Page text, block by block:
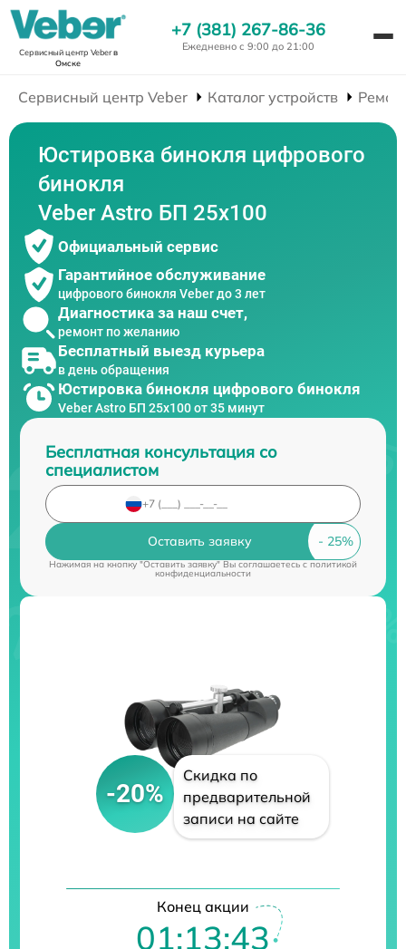
Сервисный центр Veberв
Омске
+7 (381) 267-86-36
Ежедневно с 9:00 до 21:00
Сервисный центр Veber Каталог устройств
Юстировка бинокля цифрового
бинокля
Veber Astro БП 25x100
Официальный сервис
Гарантийное обслуживание
цифрового бинокля Veber до 3 лет
Диагностика за наш счет,
ремонт по желанию
Бесплатный выезд курьера
в день обращения
Юстировка бинокля цифрового бинокля
Veber Astro БП 25x100 от 35 минут
Бесплатная консультация со
специалистом
Оставить заявку
Нажимая на кнопку "Оставить заявку" Вы соглашаетесь cполитикой
конфиденциальности
-20%
Скидка по
предварительной
записи на сайте
Конец акции
01:13:42